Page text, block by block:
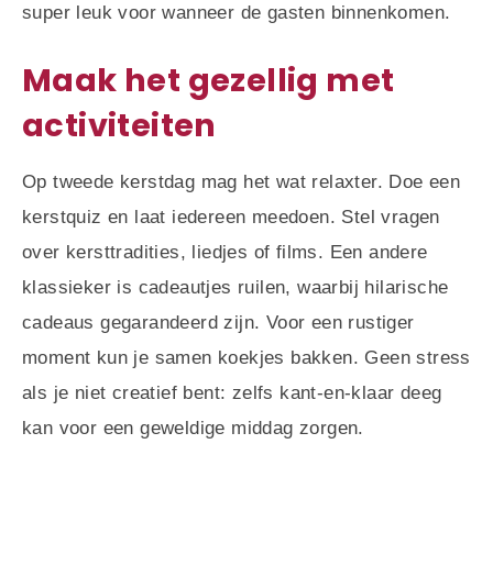
super leuk voor wanneer de gasten binnenkomen.
Maak het gezellig met
activiteiten
Op tweede kerstdag mag het wat relaxter. Doe een
kerstquiz en laat iedereen meedoen. Stel vragen
over kersttradities, liedjes of films. Een andere
klassieker is cadeautjes ruilen, waarbij hilarische
cadeaus gegarandeerd zijn. Voor een rustiger
moment kun je samen koekjes bakken. Geen stress
als je niet creatief bent: zelfs kant-en-klaar deeg
kan voor een geweldige middag zorgen.